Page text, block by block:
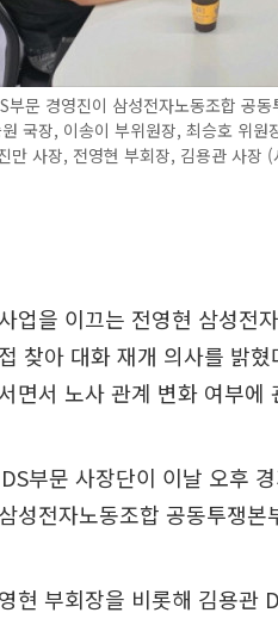
문 경영진이 삼성전자노동조합 공
국장, 이송이 부위원장, 최승호 위
만 사장, 전영현 부회장, 김용관 사장
업을 이끄는 전영현 삼성전
찾아 대화 재개 의사를 밝
면서 노사 관계 변화 여부에
부문 사장단이 이날 오후
성전자노동조합 공동투쟁
현 부회장을 비롯해 김용관